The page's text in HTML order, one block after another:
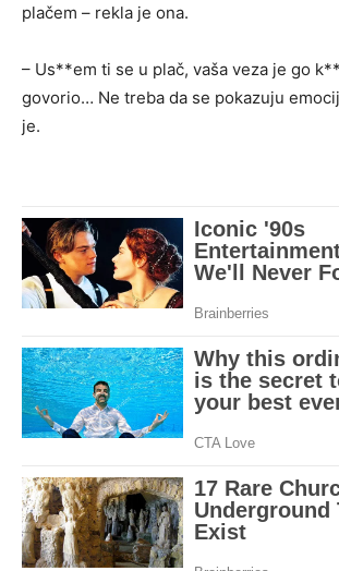
plačem – rekla je ona.
– Us**em ti se u plač, vaša veza je go
govorio… Ne treba da se pokazuju
je.